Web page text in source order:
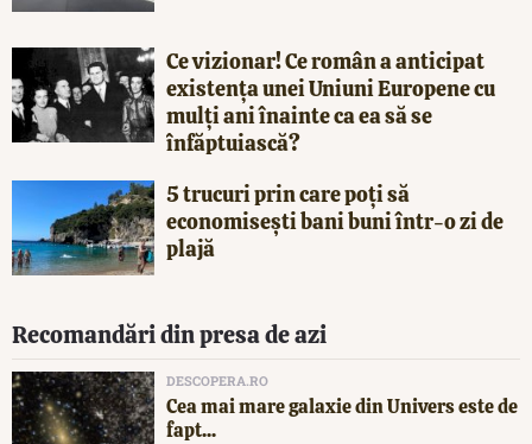
Ce vizionar! Ce român a anticipat
existența unei Uniuni Europene cu
mulți ani înainte ca ea să se
înfăptuiască?
5 trucuri prin care poți să
economisești bani buni într-o zi de
plajă
Recomandări din presa de azi
DESCOPERA.RO
Cea mai mare galaxie din Univers este de
fapt...